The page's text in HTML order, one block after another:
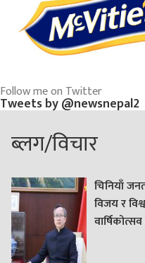
Follow me on Twitter
Tweets by @newsnepal2
ब्लग/विचार
चिनियाँ
विजय र